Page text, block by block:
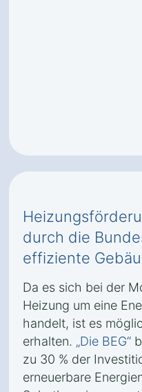
durch die
effiziente
Da es sich bei der
Heizung um eine
handelt, ist es
erhalten. „Die BEG“
zu 30 % der
erneuerbare